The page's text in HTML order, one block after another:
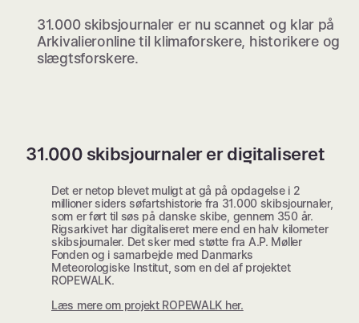
31.000 skibsjournaler er nu scannet og klar på
Arkivalieronline til klimaforskere, historikere og
slægtsforskere.
31.000 skibsjournaler er digitaliseret
Det er netop blevet muligt at gå på opdagelse i 2
millioner siders søfartshistorie fra 31.000 skibsjournaler,
som er ført til søs på danske skibe, gennem 350 år.
Rigsarkivet har digitaliseret mere end en halv kilometer
skibsjournaler. Det sker med støtte fra A.P. Møller
Fonden og i samarbejde med Danmarks
Meteorologiske Institut, som en del af projektet
ROPEWALK.
Læs mere om projekt ROPEWALK her.